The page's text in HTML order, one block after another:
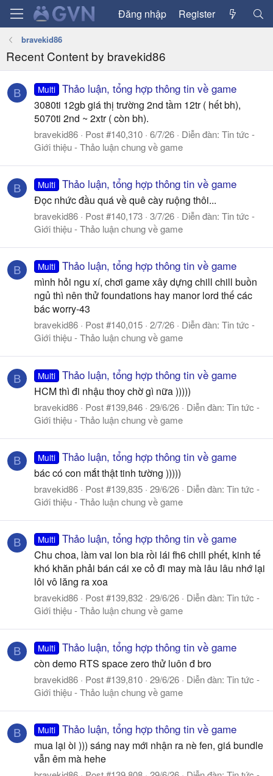
Đăng nhập Register
bravekid86
Recent Content by bravekid86
B Multi Thảo luận, tổng hợp thông tin về game
3080ti 12gb giá thị trường 2nd tầm 12tr ( hết bh),
5070ti 2nd ~ 2xtr ( còn bh).
bravekid86 Post #140,310 6/7/26 Diễn đàn: Tin tức -
Giới thiệu - Thảo luận chung về game
B Multi Thảo luận, tổng hợp thông tin về game
Đọc nhức đầu quá về quê cày ruộng thôi...
bravekid86 Post #140,173 3/7/26 Diễn đàn: Tin tức -
Giới thiệu - Thảo luận chung về game
B Multi Thảo luận, tổng hợp thông tin về game
mình hỏi ngu xí, chơi game xây dựng chill chill buồn
ngủ thì nên thử foundations hay manor lord thế các
bác worry-43
bravekid86 Post #140,015 2/7/26 Diễn đàn: Tin tức -
Giới thiệu - Thảo luận chung về game
B Multi Thảo luận, tổng hợp thông tin về game
HCM thì đi nhậu thoy chờ gì nữa )))))
bravekid86 Post #139,846 29/6/26 Diễn đàn: Tin tức -
Giới thiệu - Thảo luận chung về game
B Multi Thảo luận, tổng hợp thông tin về game
bác có con mắt thật tinh tường )))))
bravekid86 Post #139,835 29/6/26 Diễn đàn: Tin tức -
Giới thiệu - Thảo luận chung về game
B Multi Thảo luận, tổng hợp thông tin về game
Chu choa, làm vai lon bia rồi lái fh6 chill phết, kinh tế
khó khăn phải bán cái xe cỏ đi may mà lâu lâu nhớ lại
lôi vô lăng ra xoa
bravekid86 Post #139,832 29/6/26 Diễn đàn: Tin tức -
Giới thiệu - Thảo luận chung về game
B Multi Thảo luận, tổng hợp thông tin về game
còn demo RTS space zero thử luôn đ bro
bravekid86 Post #139,810 29/6/26 Diễn đàn: Tin tức -
Giới thiệu - Thảo luận chung về game
B Multi Thảo luận, tổng hợp thông tin về game
mua lại òi ))) sáng nay mới nhận ra nè fen, giá bundle
vẫn êm mà hehe